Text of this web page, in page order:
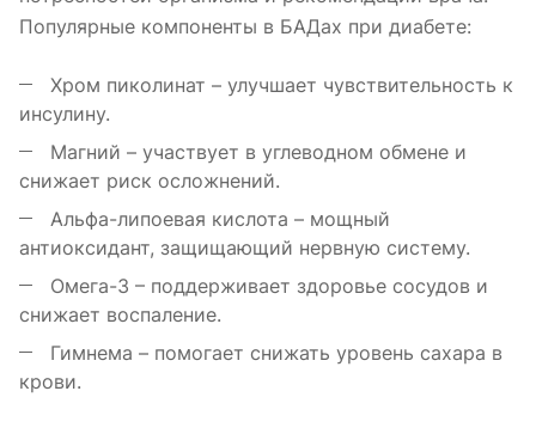
Популярные компоненты в БАДах при диабете:
Хром пиколинат – улучшает чувствительность к
инсулину.
Магний – участвует в углеводном обмене и
снижает риск осложнений.
Альфа-липоевая кислота – мощный
антиоксидант, защищающий нервную систему.
Омега-3 – поддерживает здоровье сосудов и
снижает воспаление.
Гимнема – помогает снижать уровень сахара в
крови.